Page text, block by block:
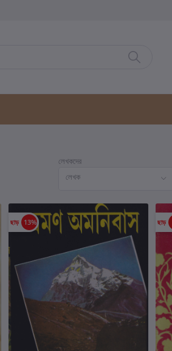
লেখকদের
লেখক
ছাড় 13% ছাড়